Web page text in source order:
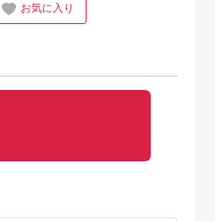
お気に入り